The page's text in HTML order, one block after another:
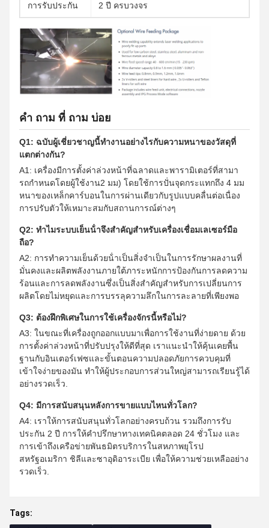
การรับประกัน 2 ปี ครบวงจร
คํา ถาม ที่ ถาม บ่อย
Q1: ฉบับผู้เชี่ยวชาญนี้ทํางานอย่างไรกับความหนาของวัสดุที่
แตกต่างกัน?
A1: เครื่องมีการตั้งค่าล่วงหน้าที่ฉลาดและพารามิเตอร์ที่สามา
รถกําหนดโดยผู้ใช้งาน2 มม) โดยใช้การปั่นจุดกระแทกถึง 4 มม
หนาของเหล็กคาร์บอนในการผ่านเดียวกับรูปแบบคลื่นต่อเนื่อง
การปรับตัวให้เหมาะสมกับสถานการณ์ต่างๆ
Q2: ทําไมระบบเย็นน้ําจึงสําคัญสําหรับเครื่องเชื่อมเลเซอร์มือ
ถือ?
A2: การทําความเย็นด้วยน้ําเป็นสิ่งจําเป็นในการรักษาผลงานที่
มั่นคงและผลิตพลังงานภายใต้ภาระหนักการป้องกันการลดความ
ร้อนและการลดพลังงานซึ่งเป็นสิ่งสําคัญสําหรับการเปลี่ยนการ
ผลิตโดยไม่หยุดและการบรรลุความลึกในการละลายที่เพียงพอ
Q3: ต้องฝึกพิเศษในการใช้เครื่องจักรนี้หรือไม่?
A3: ในขณะที่เครื่องถูกออกแบบมาเพื่อการใช้งานที่ง่ายดาย ด้วย
การตั้งค่าล่วงหน้าที่ปรับปรุงให้ดีที่สุด เราแนะนําให้คุ้นเคยพื้น
ฐานกับอินเตอร์เฟซและขั้นตอนความปลอดภัยการควบคุมที่
เข้าใจง่ายของมัน ทําให้ผู้ประกอบการส่วนใหญ่สามารถเรียนรู้ได้
อย่างรวดเร็ว.
Q4: มีการสนับสนุนหลังการขายแบบไหนทั่วโลก?
A4: เราให้การสนับสนุนทั่วโลกอย่างครบถ้วน รวมถึงการรับ
ประกัน 2 ปี การให้คําปรึกษาทางเทคนิคตลอด 24 ชั่วโมง และ
การเข้าถึงเครือข่ายพันธมิตรบริการในสหภาพยุโรป
สหรัฐอเมริกา ชิลีและซาอุดิอาระเบีย เพื่อให้ความช่วยเหลืออย่าง
รวดเร็ว.
Tags: